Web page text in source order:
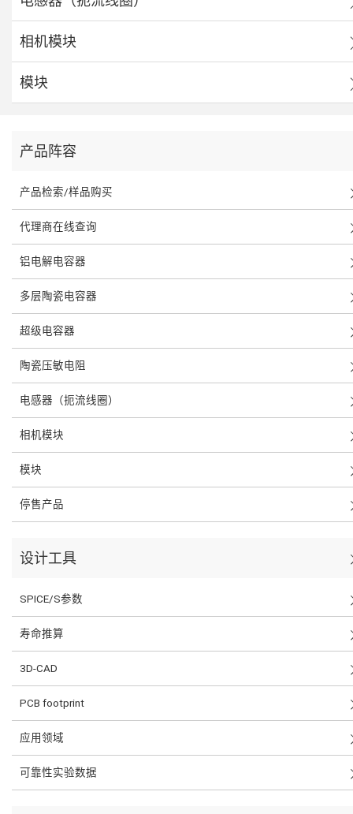
相机模块
模块
产品阵容
产品检索/样品购买
代理商在线查询
铝电解电容器
多层陶瓷电容器
超级电容器
陶瓷压敏电阻
电感器（扼流线圈）
相机模块
模块
停售产品
设计工具
SPICE/S参数
寿命推算
3D-CAD
PCB footprint
应用领域
可靠性实验数据